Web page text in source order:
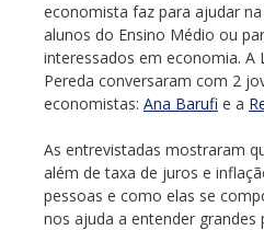
economista faz para ajudar
alunos do Ensino Médio ou
interessados em economia. A
Pereda conversaram com 2
economistas: Ana Barufi e a
As entrevistadas mostraram
além de taxa de juros e
pessoas e como elas se
nos ajuda a entender